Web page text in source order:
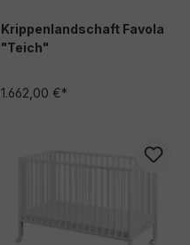
Krippenlandschaft Favola
"Teich"
1.662,00 €*